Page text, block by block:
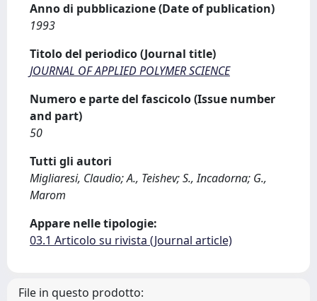
Anno di pubblicazione (Date of publication)
1993
Titolo del periodico (Journal title)
JOURNAL OF APPLIED POLYMER SCIENCE
Numero e parte del fascicolo (Issue number
and part)
50
Tutti gli autori
Migliaresi, Claudio; A., Teishev; S., Incadorna; G.,
Marom
Appare nelle tipologie:
03.1 Articolo su rivista (Journal article)
File in questo prodotto: